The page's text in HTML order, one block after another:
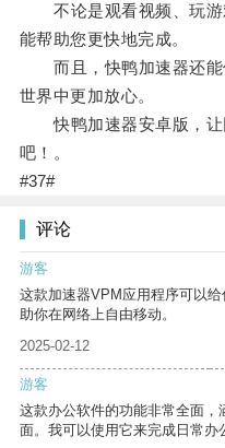
不论是观看视频、玩游
能帮助您更快地完成。
而且，快鸭加速器还能
世界中更加放心。
快鸭加速器安卓版，让
吧！。
#37#
评论
游客
这款加速器VPM应用程序可以
助你在网络上自由移动。
2025-02-12
游客
这款办公软件的功能非常全面
面。我可以使用它来完成日常办